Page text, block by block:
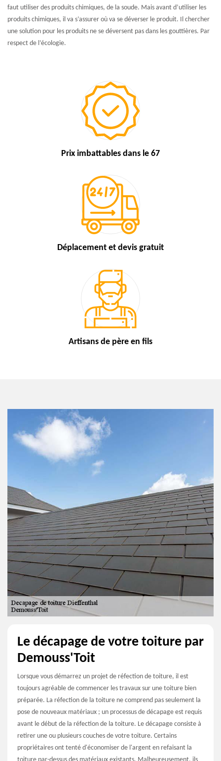
faut utiliser des produits chimiques, de la soude. Mais avant d’utiliser les
produits chimiques, il va s’assurer où va se déverser le produit. Il chercher
une solution pour les produits ne se déversent pas dans les gouttières. Par
respect de l’écologie.
Prix imbattables dans le 67
Déplacement et devis gratuit
Artisans de père en fils
Le décapage de votre toiture par
Demouss'Toit
Lorsque vous démarrez un projet de réfection de toiture, il est
toujours agréable de commencer les travaux sur une toiture bien
préparée. La réfection de la toiture ne comprend pas seulement la
pose de nouveaux matériaux ; un processus de décapage est requis
avant le début de la réfection de la toiture. Le décapage consiste à
retirer une ou plusieurs couches de votre toiture. Certains
propriétaires ont tenté d'économiser de l'argent en refaisant la